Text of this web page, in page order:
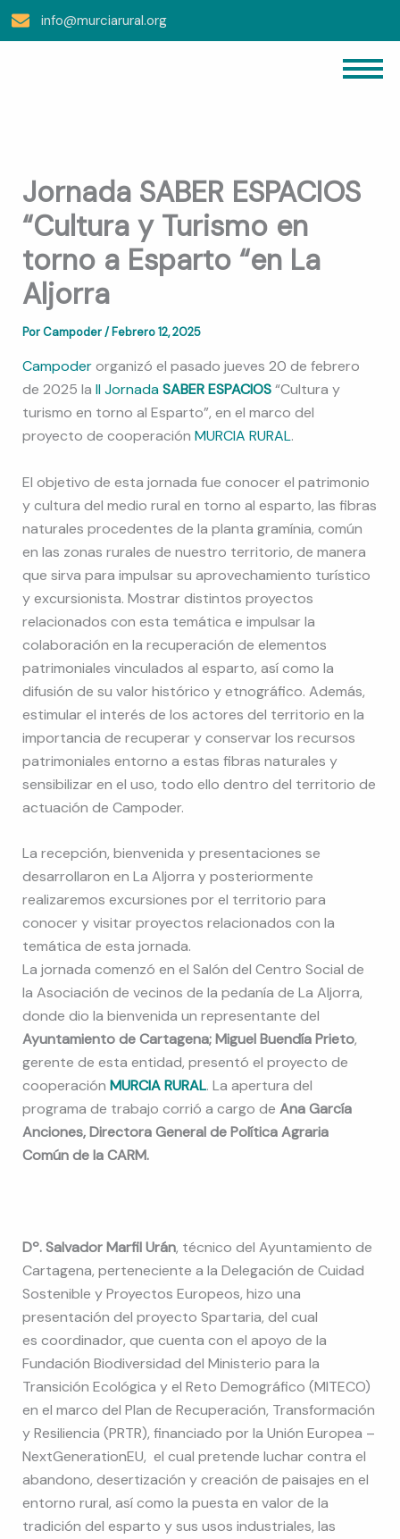
info@murciarural.org
Jornada SABER ESPACIOS
“Cultura y Turismo en
torno a Esparto “en La
Aljorra
PorCampoder/Febrero 12, 2025
Campoderorganizó el pasado jueves 20 de febrero
de 2025 la II JornadaSABER ESPACIOS“Cultura y
turismo en torno al Esparto”, en el marco del
proyecto de cooperación MURCIA RURAL.
El objetivo de esta jornada fue conocer el patrimonio
y cultura del medio rural en torno al esparto, las fibras
naturales procedentes de la planta gramínia, común
en las zonas rurales de nuestro territorio, de manera
que sirva para impulsar su aprovechamiento turístico
y excursionista. Mostrar distintos proyectos
relacionados con esta temática e impulsar la
colaboración en la recuperación de elementos
patrimoniales vinculados al esparto, así como la
difusión de su valor histórico y etnográfico. Además,
estimular el interés de los actores del territorio en la
importancia de recuperar y conservar los recursos
patrimoniales entorno a estas fibras naturales y
sensibilizar en el uso, todo ello dentro del territorio de
actuación de Campoder.
La recepción, bienvenida y presentaciones se
desarrollaron en La Aljorra y posteriormente
realizaremos excursiones por el territorio para
conocer y visitar proyectos relacionados con la
temática de esta jornada.
La jornada comenzó en el Salón del Centro Social de
la Asociación de vecinos de la pedanía de La Aljorra,
donde dio la bienvenida un representante del
Ayuntamiento de Cartagena; Miguel Buendía Prieto,
gerente de esta entidad, presentó el proyecto de
cooperación MURCIA RURAL. La apertura del
programa de trabajo corrió a cargo de Ana García
Anciones, Directora General de Política Agraria
Común de la CARM.
Dº. Salvador Marfil Urán, técnico del Ayuntamiento de
Cartagena, perteneciente a la Delegación de Cuidad
Sostenible y Proyectos Europeos, hizo una
presentación del proyecto Spartaria, del cual
es coordinador, que cuenta con el apoyo de la
Fundación Biodiversidad del Ministerio para la
Transición Ecológica y el Reto Demográfico (MITECO)
en el marco del Plan de Recuperación, Transformación
y Resiliencia (PRTR), financiado por la Unión Europea –
NextGenerationEU, el cual pretende luchar contra el
abandono, desertización y creación de paisajes en el
entorno rural, así como la puesta en valor de la
tradición del esparto y sus usos industriales, las